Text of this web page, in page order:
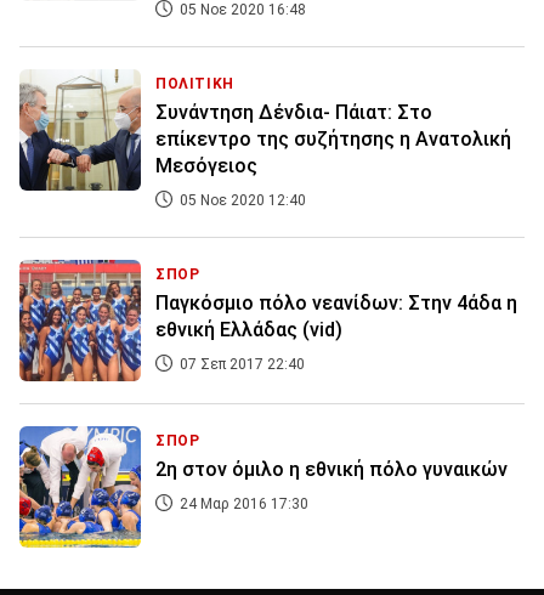
05 Νοε 2020 16:48
ΠΟΛΙΤΙΚΗ
Συνάντηση Δένδια- Πάιατ: Στο
επίκεντρο της συζήτησης η Ανατολική
Μεσόγειος
05 Νοε 2020 12:40
ΣΠΟΡ
Παγκόσμιο πόλο νεανίδων: Στην 4άδα η
εθνική Ελλάδας (vid)
07 Σεπ 2017 22:40
ΣΠΟΡ
2η στον όμιλο η εθνική πόλο γυναικών
24 Μαρ 2016 17:30